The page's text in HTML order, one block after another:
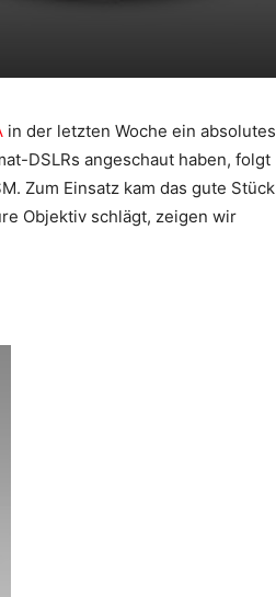
in der letzten Woche ein absolutes
DSLRs angeschaut haben, folgt
Zum Einsatz kam das gute Stück
Objektiv schlägt, zeigen wir